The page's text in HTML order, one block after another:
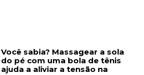
Você sabia? Massagear a sola
do pé com uma bola de tênis
ajuda a aliviar a tensão na